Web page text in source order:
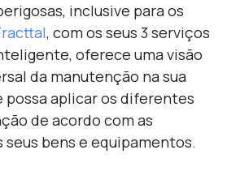
inclusive para os
, com os seus 3 serviços
oferece uma visão
da manutenção na sua
possa aplicar os diferentes
de acordo com as
seus bens e equipamentos.